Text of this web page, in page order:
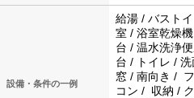
設備・条件の一例
給湯 / バスト
室 / 浴室乾燥
台 / 温水洗浄
台 / トイレ /
窓 / 南向き /
コン / 収納 /